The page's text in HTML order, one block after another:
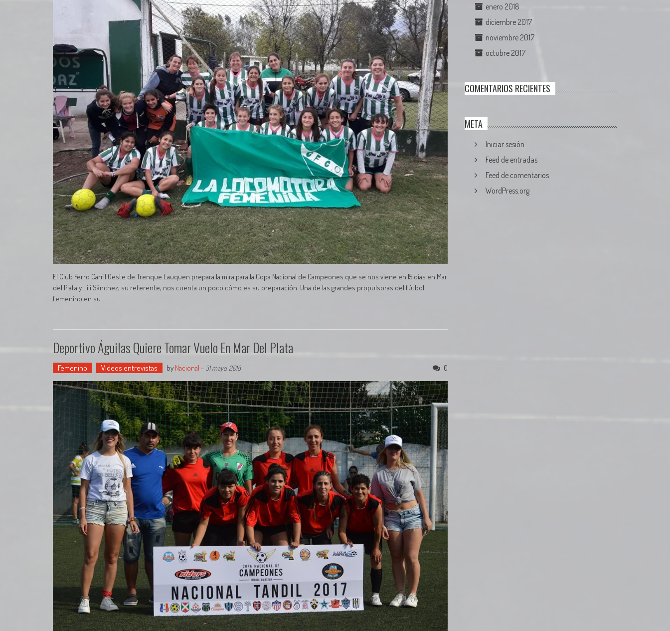
El Club Ferro Carril Oeste de Trenque Lauquen prepara la mira para la Copa Nacional de Campeones que se nos viene en 15 días en Mar
del Plata y Lili Sánchez, su referente, nos cuenta un poco cómo es su preparación. Una de las grandes propulsoras del fútbol
femenino en su
Deportivo Águilas Quiere Tomar Vuelo En Mar Del Plata
Femenino Videos entrevistas by Nacional - 31 mayo, 2018 0
enero 2018
diciembre 2017
noviembre 2017
octubre 2017
COMENTARIOS RECIENTES
META
Iniciar sesión
Feed de entradas
Feed de comentarios
WordPress.org